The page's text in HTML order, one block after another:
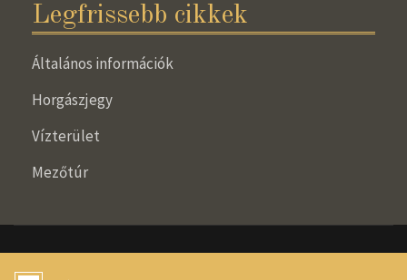
Legfrissebb cikkek
Általános információk
Horgászjegy
Vízterület
Mezőtúr